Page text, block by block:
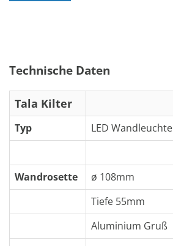
Technische Daten
Tala Kilter
Typ LED Wandleuchte
Wandrosette
ø 108mm
Tiefe 55mm
Aluminium Gruß